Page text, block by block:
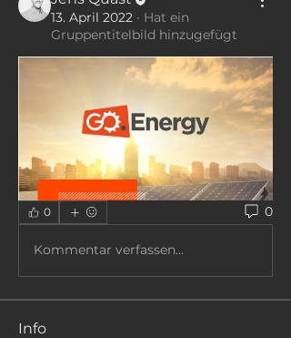
13. April 2022 · Hat ein
Gruppentitelbild hinzugefügt
0 0
Kommentar verfassen...
Info